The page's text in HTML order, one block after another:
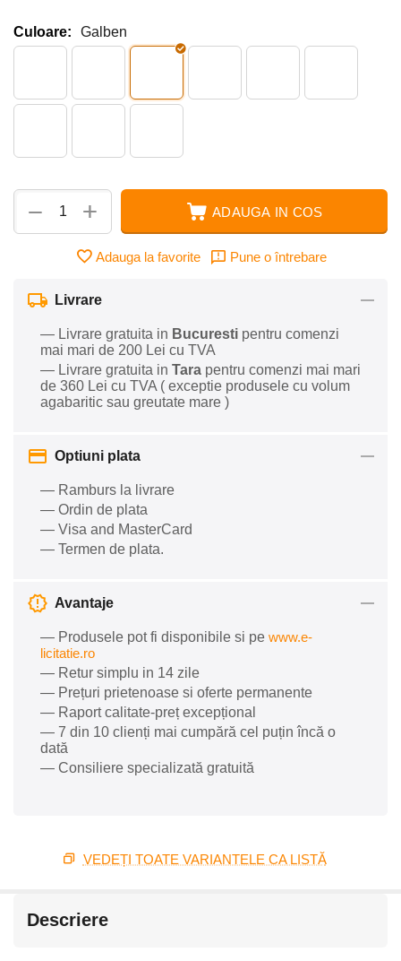
Culoare: Galben
+
− ADAUGA IN COS
Adauga la favorite Pune o întrebare
Livrare
— Livrare gratuita in Bucuresti pentru comenzi
mai mari de 200 Lei cu TVA
— Livrare gratuita in Tara pentru comenzi mai mari
de 360 Lei cu TVA ( exceptie produsele cu volum
agabaritic sau greutate mare )
Optiuni plata
— Ramburs la livrare
— Ordin de plata
— Visa and MasterCard
— Termen de plata.
Avantaje
— Produsele pot fi disponibile si pe www.e-
licitatie.ro
— Retur simplu in 14 zile
— Prețuri prietenoase si oferte permanente
— Raport calitate-preț excepțional
— 7 din 10 clienți mai cumpără cel puțin încă o
dată
— Consiliere specializată gratuită
VEDEȚI TOATE VARIANTELE CA LISTĂ
Descriere